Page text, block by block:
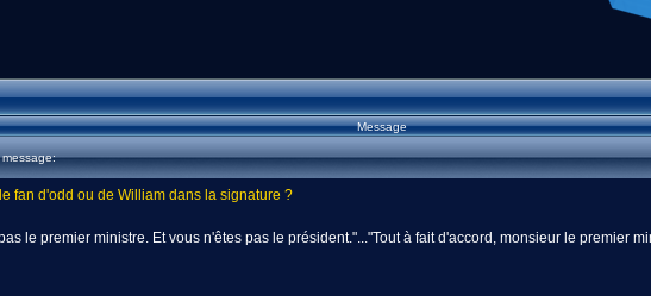
Message
fan d'odd ou de William dans la signature ?
le premier ministre. Et vous n'êtes pas le président."..."Tout à fait d'accord, monsieur le premier